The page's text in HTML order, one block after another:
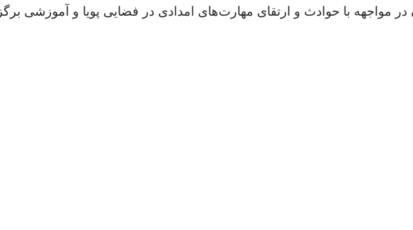
در مواجهه با حوادث و ارتقای مهارت‌های امدادی در فضایی پویا و آموزشی